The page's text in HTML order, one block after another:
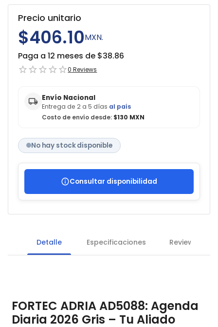
Precio unitario
$406.10MXN.
Paga a 12 meses de $38.86
0 Reviews
Envío Nacional
Entrega de 2 a 5 días al país
Costo de envío desde: $130 MXN
No hay stock disponible
Consultar disponibilidad
Detalle Especificaciones Reviews
FORTEC ADRIA AD5088: Agenda
Diaria 2026 Gris – Tu Aliado